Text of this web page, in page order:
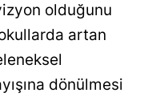
Bilecik
Bingöl
Bitlis
olduğunu
artan
dönülmesi